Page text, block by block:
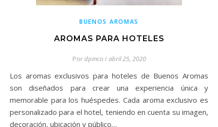
BUENOS AROMAS
AROMAS PARA HOTELES
Pordpinco/abril 25, 2020
Los aromas exclusivos para hoteles de Buenos Aromas
son diseñados para crear una experiencia única y
memorable para los huéspedes. Cada aroma exclusivo es
personalizado para el hotel, teniendo en cuenta su imagen,
decoración, ubicación y público…